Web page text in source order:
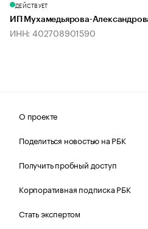
ДЕЙСТВУЕТ
ИП Мухамедьярова-
ИНН: 402708901590
О проекте
Поделиться новостью на РБК
Получить пробный доступ
Корпоративная подписка РБК
Стать экспертом